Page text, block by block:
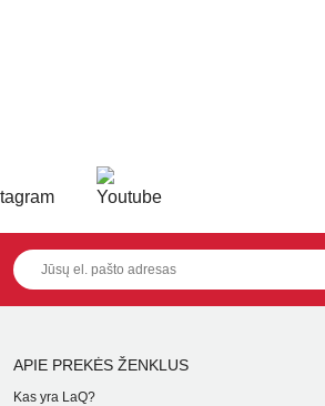
APIE PREKĖS ŽENKLUS
Kas yra LaQ?